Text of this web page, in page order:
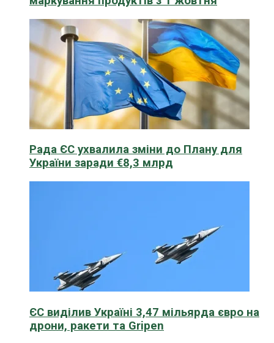
Рада ЄС ухвалила зміни до Плану для
України заради €8,3 млрд
ЄС виділив Україні 3,47 мільярда євро на
дрони, ракети та Gripen